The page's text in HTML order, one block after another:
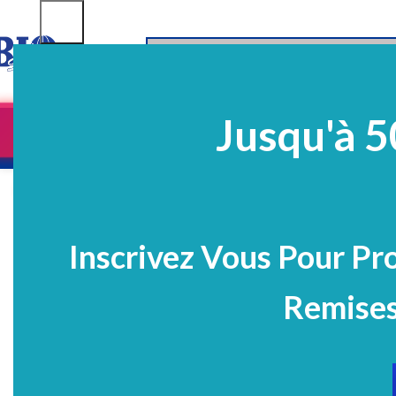
Jusqu'à
Inscrivez Vous Pour
EquipementsEQ Médico-Dentaires